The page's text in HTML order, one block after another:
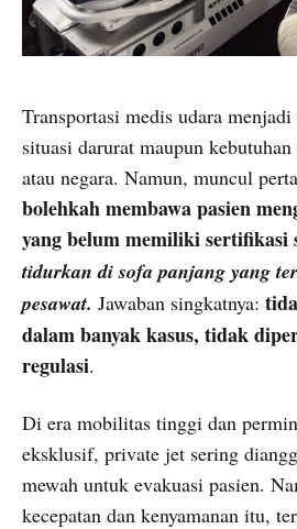
Transportasi medis udara
situasi darurat maupun
atau negara. Namun, muncul
bolehkah membawa pasien
yang belum memiliki
tidurkan di sofa panjang yang
pesawat. Jawaban singkatnya:
dalam banyak kasus, tidak
regulasi.
Di era mobilitas tinggi dan
eksklusif, private jet sering
mewah untuk evakuasi pasien.
kecepatan dan kenyamanan itu,